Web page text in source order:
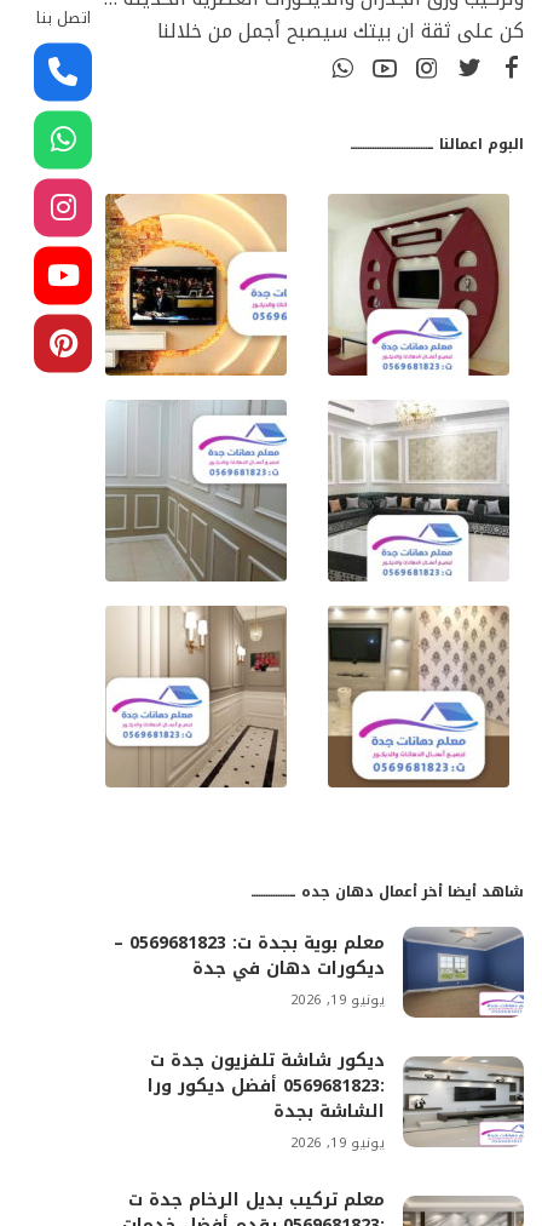
كن على ثقة ان بيتك سيصبح أجمل من خلالنا
البوم اعمالنا ـــــــــــــــــــــــــــــــــ
شاهد أيضا أخر أعمال دهان جده ـــــــــــــــــ
معلم بوية بجدة ت: 0569681823 –
ديكورات دهان في جدة
يونيو 19, 2026
ديكور شاشة تلفزيون جدة ت
:0569681823 أفضل ديكور ورا
الشاشة بجدة
يونيو 19, 2026
معلم تركيب بديل الرخام جدة ت
اتصل بنا